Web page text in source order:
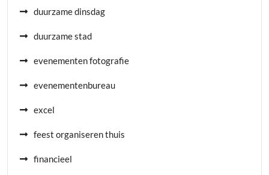
duurzame dinsdag
duurzame stad
evenementen fotografie
evenementenbureau
excel
feest organiseren thuis
financieel